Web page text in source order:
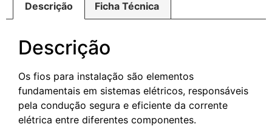
Descrição Ficha Técnica
Descrição
Os fios para instalação são elementos
fundamentais em sistemas elétricos, responsáveis
pela condução segura e eficiente da corrente
elétrica entre diferentes componentes.